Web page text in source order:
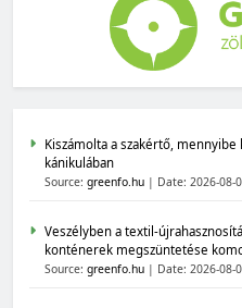
Kiszámolta a szakértő,
kánikulában
Source: greenfo.hu Date: 2026-08-
Veszélyben a textil-
konténerek megszüntetése
Source: greenfo.hu Date: 2026-08-